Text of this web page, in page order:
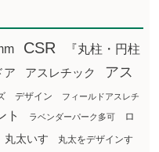
CSR
『丸柱・円柱
ア アスレチック
アス
デザイン フィールドアスレチ
ト ラベンダーパーク多可
ロ
丸太いす
丸太をデザインす